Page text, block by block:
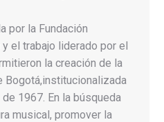
por la Fundación
el trabajo liderado por el
la creación de la
Bogotá,institucionalizada
1967. En la búsqueda
musical, promover la